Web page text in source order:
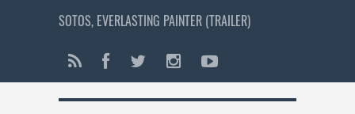
SOTOS, EVERLASTING PAINTER (TRAILER)